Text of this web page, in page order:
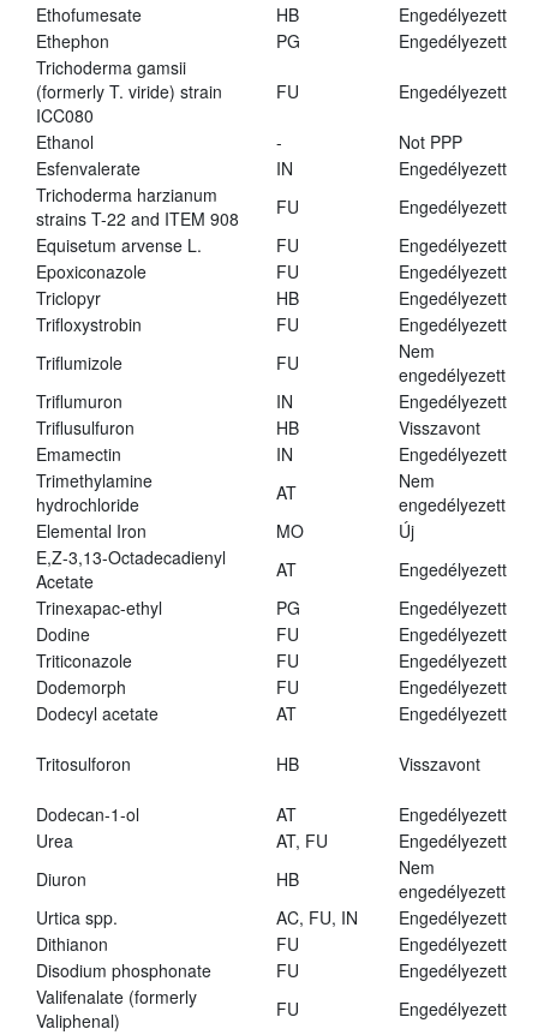
Ethofumesate
HB
Engedélyezett
Ethephon
PG
Engedélyezett
Trichoderma gamsii
(formerly T. viride) strain
ICC080
FU Engedélyezett
Ethanol -
Not PPP
Esfenvalerate
IN
Engedélyezett
Trichoderma harzianum
strains T-22 and ITEM 908
FU
Engedélyezett
Equisetum arvense L.
FU
Engedélyezett
Epoxiconazole
FU
Engedélyezett
Triclopyr
HB
Engedélyezett
Trifloxystrobin
FU
Engedélyezett
Triflumizole
FU
Nem
engedélyezett
Triflumuron
IN
Engedélyezett
Triflusulfuron
HB
Visszavont
Emamectin
IN
Engedélyezett
Trimethylamine
hydrochloride
AT
Nem
engedélyezett
Elemental Iron
MO
Új
E,Z-3,13-Octadecadienyl
Acetate
AT
Engedélyezett
Trinexapac-ethyl
PG
Engedélyezett
Dodine
FU
Engedélyezett
Triticonazole
FU
Engedélyezett
Dodemorph
FU
Engedélyezett
Dodecyl acetate
AT Engedélyezett
Tritosulforon HB Visszavont
Dodecan-1-ol AT
Engedélyezett
Urea
AT, FU
Engedélyezett
Diuron
HB
Nem
engedélyezett
Urtica spp.
AC, FU, IN
Engedélyezett
Dithianon
FU
Engedélyezett
Disodium phosphonate
FU
Engedélyezett
Valifenalate (formerly
Valiphenal)
FU Engedélyezett